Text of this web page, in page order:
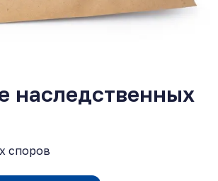
наследственных
споров